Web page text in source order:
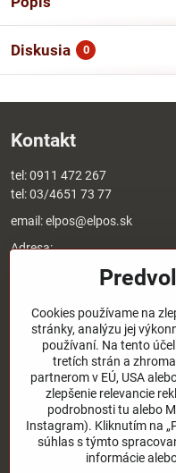
Diskusia 0
Kontakt
tel:0911 472 267
tel:03/4651 73 77
email:elpos@elpos.sk
Adresa:
Štefánikova 1470/50c
Otváracie hodiny:
8:00 - 17:00 pondelok - piatok
8:00 - 12:00 sobota
Nedeľa - zatvorené
O nás
Užitočné odkazy
Cookies používame na
stránky, analýzu jej
používaní. Na tento
tretích strán a
partnerom v EÚ, USA
zlepšenie relevancie
podrobnosti tu alebo
Instagram). Kliknutím na
súhlas s týmto
informácie